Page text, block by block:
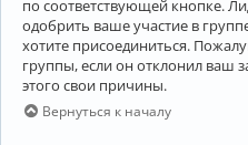
по соответствующей кнопке.
одобрить ваше участие в
хотите присоединиться.
группы, если он отклонил ваш
этого свои причины.
Вернуться к началу